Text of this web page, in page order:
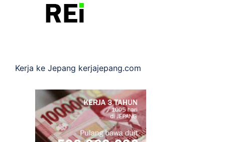
Kerja ke Jepang kerjajepang.com